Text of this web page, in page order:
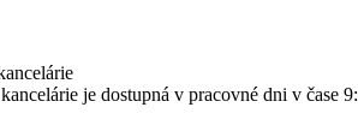
je dostupná v pracovné dni v čase